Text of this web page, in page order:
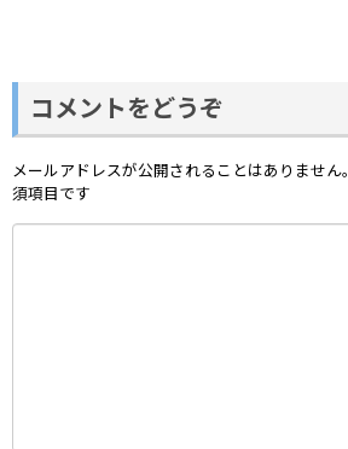
コメントをどうぞ
メールアドレスが公開されることはありません。
須項目です